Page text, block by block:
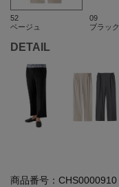
52
ベージュ
09
ブラック
DETAIL
商品番号： CHS0000910